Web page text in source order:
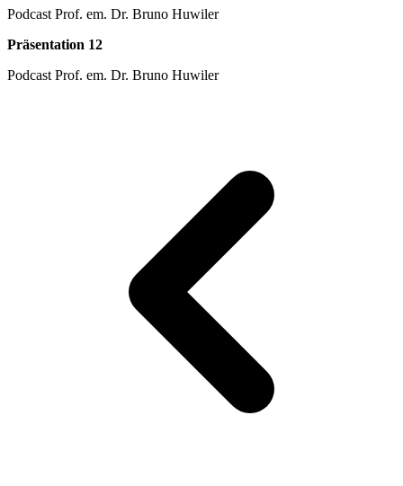
Podcast Prof. em. Dr. Bruno Huwiler
Präsentation 12
Podcast Prof. em. Dr. Bruno Huwiler